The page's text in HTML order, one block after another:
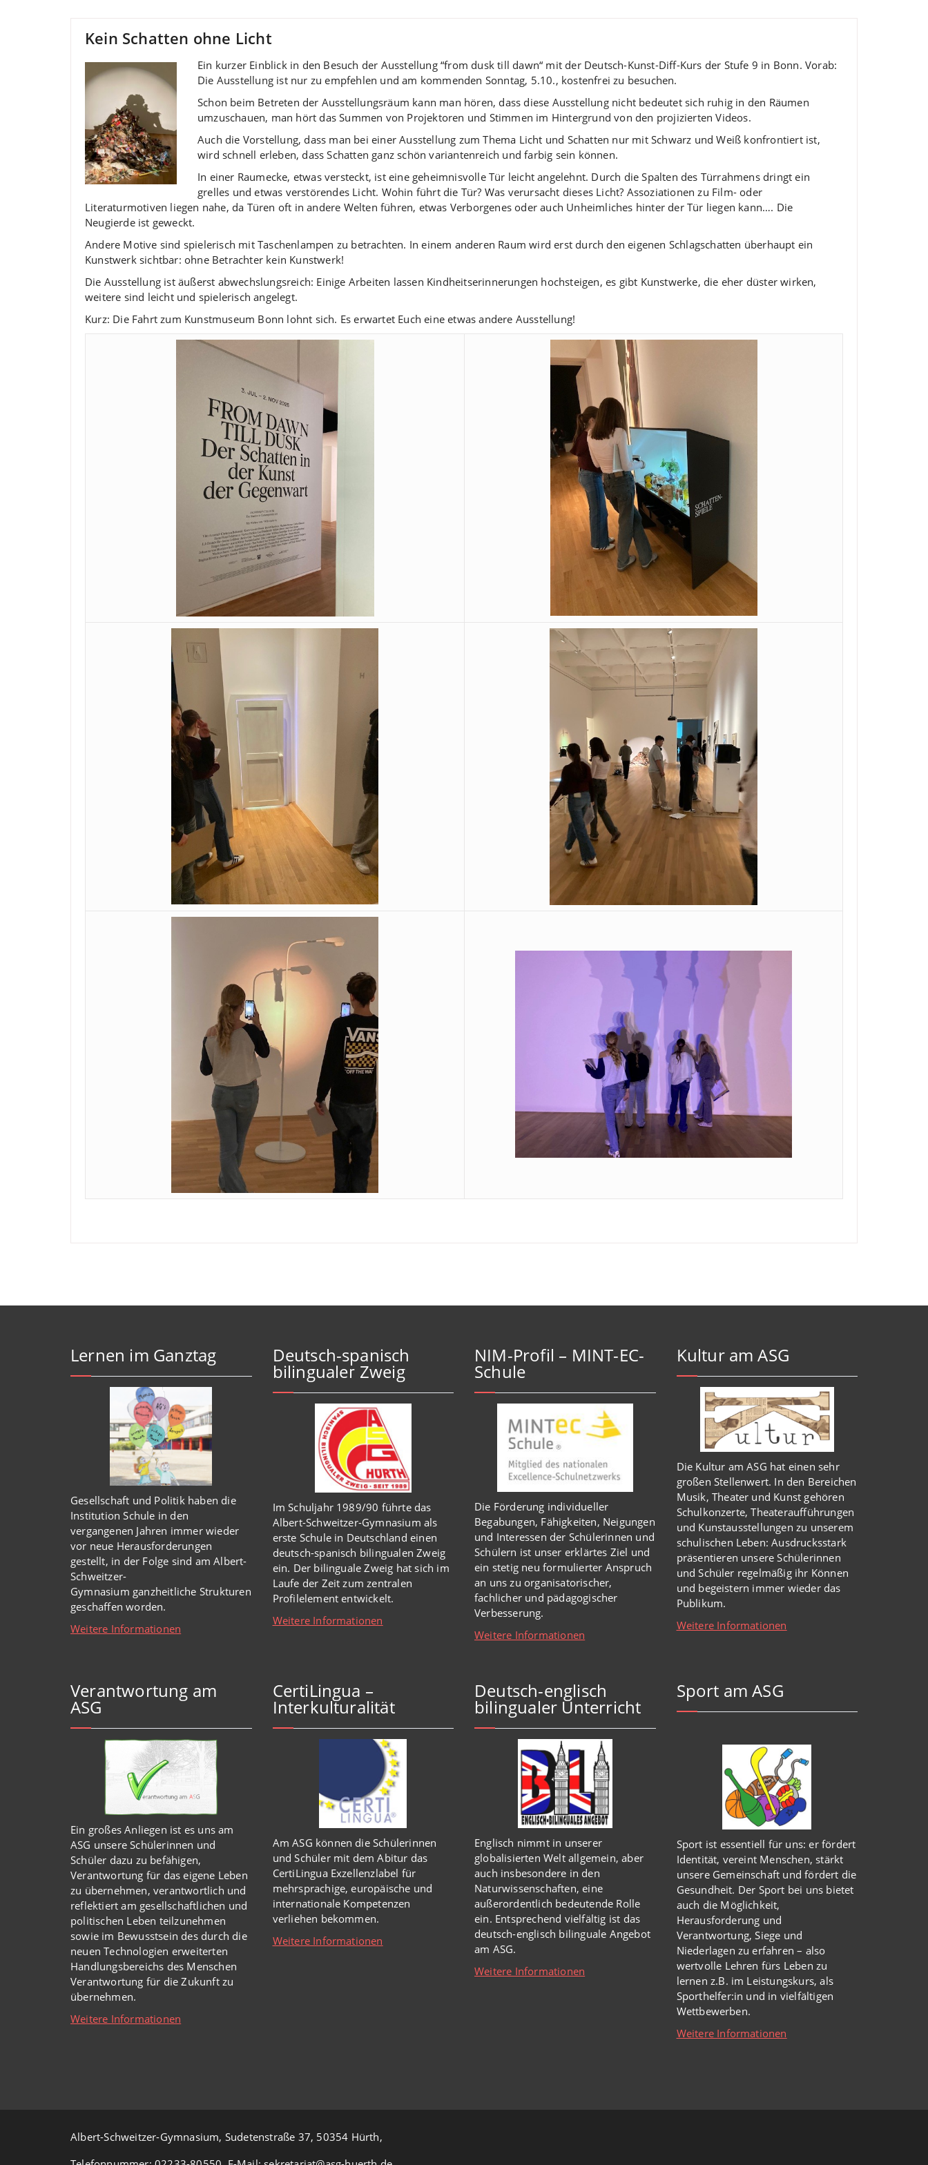
Kein Schatten ohne Licht
Ein kurzer Einblick in den Besuch der Ausstellung “from dusk till dawn“ mit der Deutsch-Kunst-Diff-Kurs der Stufe 9 in Bonn. Vorab:
Die Ausstellung ist nur zu empfehlen und am kommenden Sonntag, 5.10., kostenfrei zu besuchen.
Schon beim Betreten der Ausstellungsräum kann man hören, dass diese Ausstellung nicht bedeutet sich ruhig in den Räumen
umzuschauen, man hört das Summen von Projektoren und Stimmen im Hintergrund von den projizierten Videos.
Auch die Vorstellung, dass man bei einer Ausstellung zum Thema Licht und Schatten nur mit Schwarz und Weiß konfrontiert ist,
wird schnell erleben, dass Schatten ganz schön variantenreich und farbig sein können.
In einer Raumecke, etwas versteckt, ist eine geheimnisvolle Tür leicht angelehnt. Durch die Spalten des Türrahmens dringt ein
grelles und etwas verstörendes Licht. Wohin führt die Tür? Was verursacht dieses Licht? Assoziationen zu Film- oder
Literaturmotiven liegen nahe, da Türen oft in andere Welten führen, etwas Verborgenes oder auch Unheimliches hinter der Tür liegen kann…. Die
Neugierde ist geweckt.
Andere Motive sind spielerisch mit Taschenlampen zu betrachten. In einem anderen Raum wird erst durch den eigenen Schlagschatten überhaupt ein
Kunstwerk sichtbar: ohne Betrachter kein Kunstwerk!
Die Ausstellung ist äußerst abwechslungsreich: Einige Arbeiten lassen Kindheitserinnerungen hochsteigen, es gibt Kunstwerke, die eher düster wirken,
weitere sind leicht und spielerisch angelegt.
Kurz: Die Fahrt zum Kunstmuseum Bonn lohnt sich. Es erwartet Euch eine etwas andere Ausstellung!
Lernen im Ganztag
Gesellschaft und Politik haben die
Institution Schule in den
vergangenen Jahren immer wieder
vor neue Herausforderungen
gestellt, in der Folge sind am Albert-
Schweitzer-
Gymnasium ganzheitliche Strukturen
geschaffen worden.
Weitere Informationen
Deutsch-spanisch
bilingualer Zweig
Im Schuljahr 1989/90 führte das
Albert-Schweitzer-Gymnasium als
erste Schule in Deutschland einen
deutsch-spanisch bilingualen Zweig
ein. Der bilinguale Zweig hat sich im
Laufe der Zeit zum zentralen
Profilelement entwickelt.
Weitere Informationen
NIM-Profil – MINT-EC-
Schule
Die Förderung individueller
Begabungen, Fähigkeiten, Neigungen
und Interessen der Schülerinnen und
Schülern ist unser erklärtes Ziel und
ein stetig neu formulierter Anspruch
an uns zu organisatorischer,
fachlicher und pädagogischer
Verbesserung.
Weitere Informationen
Kultur am ASG
Die Kultur am ASG hat einen sehr
großen Stellenwert. In den Bereichen
Musik, Theater und Kunst gehören
Schulkonzerte, Theateraufführungen
und Kunstausstellungen zu unserem
schulischen Leben: Ausdrucksstark
präsentieren unsere Schülerinnen
und Schüler regelmäßig ihr Können
und begeistern immer wieder das
Publikum.
Weitere Informationen
Verantwortung am
ASG
Ein großes Anliegen ist es uns am
ASG unsere Schülerinnen und
Schüler dazu zu befähigen,
Verantwortung für das eigene Leben
zu übernehmen, verantwortlich und
reflektiert am gesellschaftlichen und
politischen Leben teilzunehmen
sowie im Bewusstsein des durch die
neuen Technologien erweiterten
Handlungsbereichs des Menschen
Verantwortung für die Zukunft zu
übernehmen.
Weitere Informationen
CertiLingua –
Interkulturalität
Am ASG können die Schülerinnen
und Schüler mit dem Abitur das
CertiLingua Exzellenzlabel für
mehrsprachige, europäische und
internationale Kompetenzen
verliehen bekommen.
Weitere Informationen
Deutsch-englisch
bilingualer Unterricht
Englisch nimmt in unserer
globalisierten Weltallgemein, aber
auch insbesondere in den
Naturwissenschaften, eine
außerordentlich bedeutende Rolle
ein. Entsprechend vielfältig ist das
deutsch-englisch bilinguale Angebot
am ASG.
Weitere Informationen
Sport am ASG
Sport ist essentiell für uns: er fördert
Identität, vereint Menschen, stärkt
unsere Gemeinschaft und fördert die
Gesundheit. Der Sport bei uns bietet
auch die Möglichkeit,
Herausforderung und
Verantwortung, Siege und
Niederlagen zu erfahren – also
wertvolle Lehren fürs Leben zu
lernen z.B. im Leistungskurs, als
Sporthelfer:in und in vielfältigen
Wettbewerben.
Weitere Informationen
Albert-Schweitzer-Gymnasium, Sudetenstraße 37, 50354 Hürth,